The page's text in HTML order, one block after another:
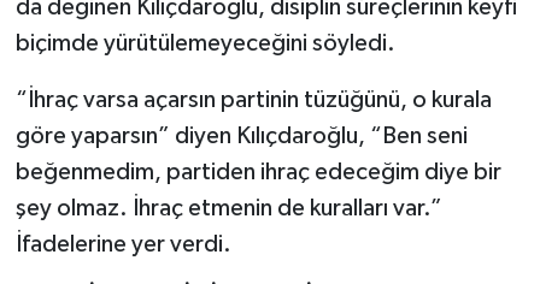
da değinen Kılıçdaroğlu, disiplin süreçlerinin keyfi
biçimde yürütülemeyeceğini söyledi.
“İhraç varsa açarsın partinin tüzüğünü, o kurala
göre yaparsın” diyen Kılıçdaroğlu, “Ben seni
beğenmedim, partiden ihraç edeceğim diye bir
şey olmaz. İhraç etmenin de kuralları var.”
İfadelerine yer verdi.